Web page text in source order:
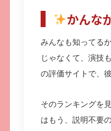
かんな
みんなも知ってる
じゃなくて、演技
の評価サイトで、
そのランキングを
はもう、説明不要